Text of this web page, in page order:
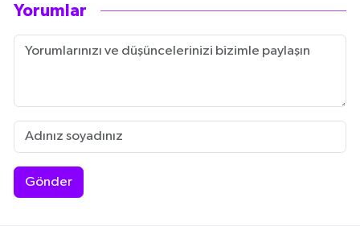
Yorumlar
Gönder